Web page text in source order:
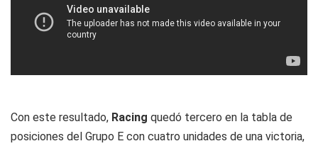
Con este resultado, Racing quedó tercero en la tabla de
posiciones del Grupo E con cuatro unidades de una victoria,